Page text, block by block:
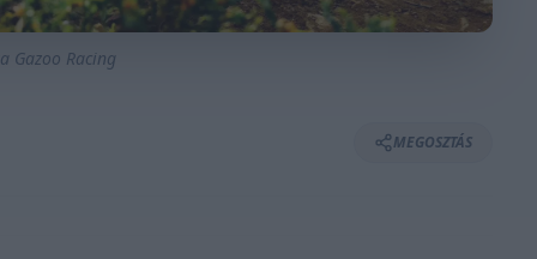
Gazoo Racing
MEGOSZTÁS